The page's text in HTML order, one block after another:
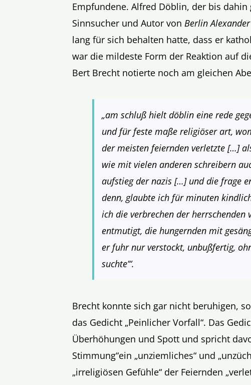
Empfundene. Alfred Döblin, der bis dahin
Sinnsucher und Autor vonBerlin
lang für sich behalten hatte, dass er
war die mildeste Form der Reaktion auf
Bert Brecht notierte noch am gleichen
„am schluß hielt döblin eine rede
und für feste maße religiöser art,
der meisten feiernden verletzte […]
wie mit vielen anderen schreibern
aufstieg der nazis […] und die frage
denn, glaubte ich für minuten
ich die verbrechen der herrschenden
entmutigt, die hungernden mit
er fuhr nur verstockt, unbußfertig,
suchte’“.
Brecht konnte sich gar nicht beruhigen,
das Gedicht „Peinlicher Vorfall“. Das
Überhöhungen und Spott und spricht
Stimmung“ein „unziemliches“ und „
„irreligiösen Gefühle“ der Feiernden „